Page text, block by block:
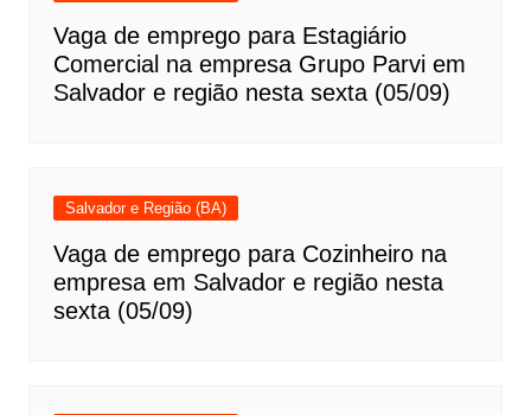
Vaga de emprego para Estagiário
Comercial na empresa Grupo Parvi em
Salvador e região nesta sexta (05/09)
Salvador e Região (BA)
Vaga de emprego para Cozinheiro na
empresa em Salvador e região nesta
sexta (05/09)